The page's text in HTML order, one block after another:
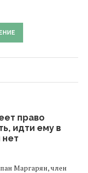
право
идти ему в
нет
Маргарян, член